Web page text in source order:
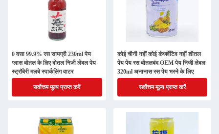
0 वसा 99.9% रस सामग्री 230ml पेय
ग्लास बोतल के लिए बोतल निजी लेबल पेय
स्ट्रॉबेरी मलबे स्पार्कलिंग वाटर
सर्वोत्तम मूल्य प्राप्त करें
कोई चीनी नहीं कोई कंजर्वेटिव नहीं शीतल
पेय पेय रस बोतलबंद OEM पेय निजी लेबल
320ml अनानास रस पेय भरने के लिए
सर्वोत्तम मूल्य प्राप्त करें